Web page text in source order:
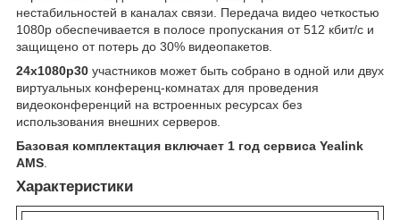
нестабильностей в каналах связи. Передача видео четкостью
1080р обеспечивается в полосе пропускания от 512 кбит/с и
защищено от потерь до 30% видеопакетов.
24х1080р30 участников может быть собрано в одной или двух
виртуальных конференц-комнатах для проведения
видеоконференций на встроенных ресурсах без
использования внешних серверов.
Базовая комплектация включает 1 год сервиса Yealink
AMS.
Характеристики